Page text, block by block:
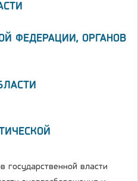
ФЕДЕРАЦИИ, ОРГАНОВ
государственной власти